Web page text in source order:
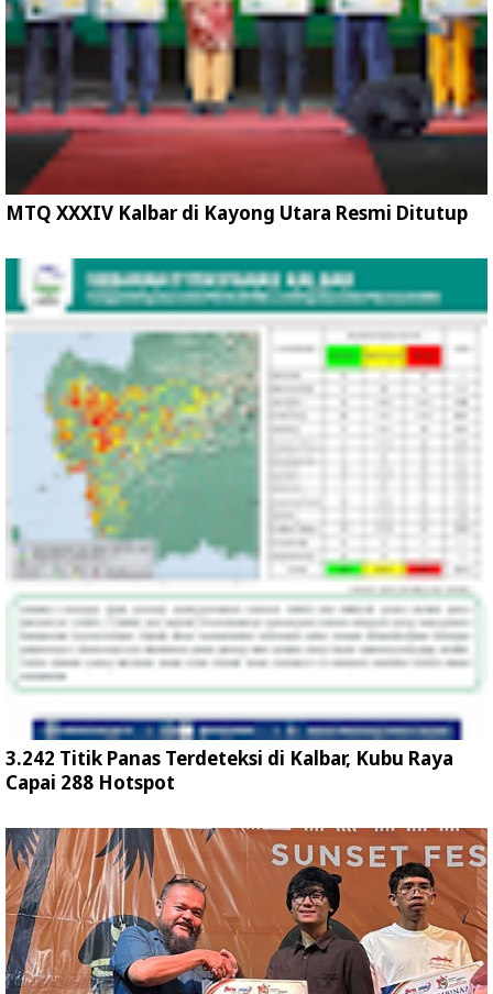
MTQ XXXIV Kalbar di Kayong Utara Resmi Ditutup
3.242 Titik Panas Terdeteksi di Kalbar, Kubu Raya
Capai 288 Hotspot